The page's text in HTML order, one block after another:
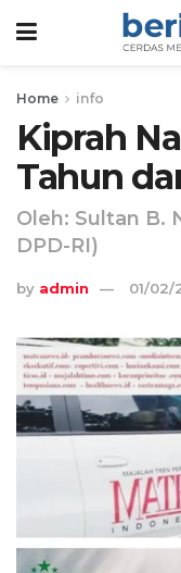
Home info
Kiprah
Tahun
Oleh: Sultan B.
DPD-RI)
by admin 01/02/